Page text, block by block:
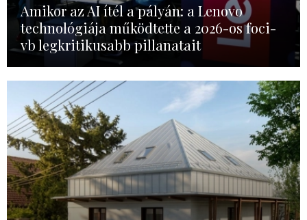
Amikor az AI ítél a pályán: a Lenovo
technológiája működtette a 2026-os foci-
vb legkritikusabb pillanatait